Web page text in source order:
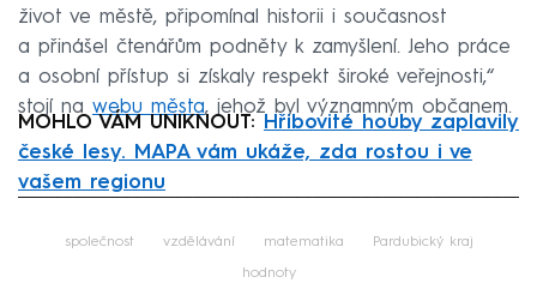
život ve městě, připomínal historii i současnost
a přinášel čtenářům podněty k zamyšlení. Jeho práce
a osobní přístup si získaly respekt široké veřejnosti,“
stojí na webu města, jehož byl významným občanem.
MOHLO VÁM UNIKNOUT:
Hřibovité houby zaplavily
české lesy. MAPA vám ukáže, zda rostou i ve
vašem regionu
společnost vzdělávání matematika Pardubický kraj
hodnoty